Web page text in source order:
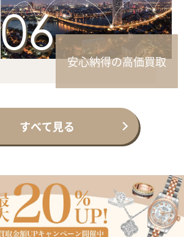
06
安心納得の高価買取
すべて見る